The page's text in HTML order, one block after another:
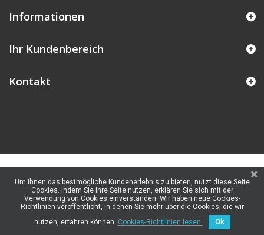
Informationen
Ihr Kundenbereich
Kontakt
Um Ihnen das bestmögliche Kundenerlebnis zu bieten, nutzt diese Seite
Cookies. Indem Sie Ihre Seite nutzen, erklären Sie sich mit der
Verwendung von Cookies einverstanden. Wir haben neue Cookies-
Richtlinien veröffentlicht, in denen Sie mehr über die Cookies, die wir
nutzen, erfahren können. Cookies-Richtlinien lesen. Ok